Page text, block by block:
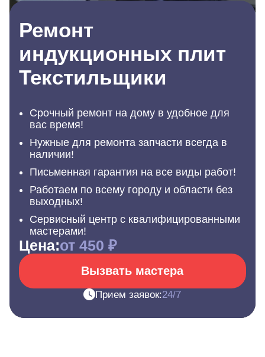
Ремонт
индукционных плит
Текстильщики
Срочный ремонт на дому в удобное для
вас время!
Нужные для ремонта запчасти всегда в
наличии!
Письменная гарантия на все виды работ!
Работаем по всему городу и области без
выходных!
Сервисный центр с квалифицированными
мастерами!
Цена:от 450 ₽
Вызвать мастера
Прием заявок:24/7